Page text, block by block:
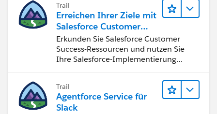
Trail
Erreichen Ihrer Ziele mit
Salesforce Customer
Success
Erkunden Sie Salesforce Customer
Success-Ressourcen und nutzen Sie
Ihre Salesforce-Implementierung
Trail
Agentforce Service für
Slack